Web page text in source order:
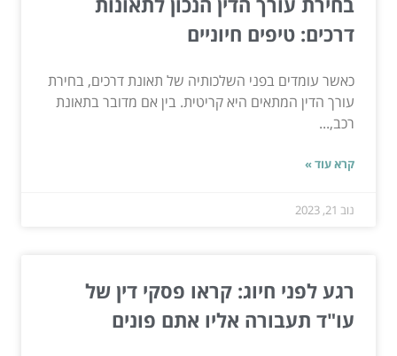
דרכים: טיפים חיוניים
כאשר עומדים בפני השלכותיה של תאונת דרכים, בחירת
עורך הדין המתאים היא קריטית. בין אם מדובר בתאונת
רכב,...
קרא עוד »
נוב 21, 2023
רגע לפני חיוג: קראו פסקי דין של
עו"ד תעבורה אליו אתם פונים